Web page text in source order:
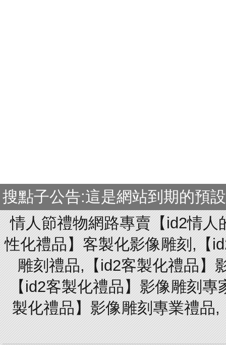
搜點子公告:這是網站到期的預
情人節禮物網路專賣【id2情
性化禮品】客製化影像雕刻,【
雕刻禮品,【id2客製化禮品】
【id2客製化禮品】影像雕刻
製化禮品】影像雕刻專業禮品